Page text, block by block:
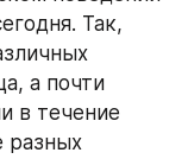
Так,
а почти
в течение
разных